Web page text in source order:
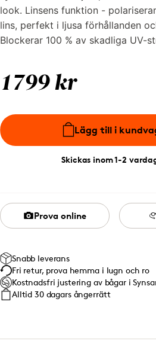
look. Linsens funktion -
lins, perfekt i ljusa förhållanden
Blockerar 100 % av skadliga UV-
1799 kr
Lägg till i
Skickas inom 1-2
Prova online
Snabb leverans
Fri retur, prova hemma i lugn och ro
Kostnadsfri justering av bågar i
Alltid 30 dagars ångerrätt